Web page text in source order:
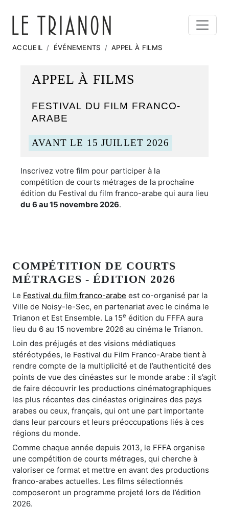
ACCUEIL ÉVÉNEMENTS APPEL À FILMS
APPEL À FILMS
FESTIVAL DU FILM FRANCO-
ARABE
AVANT LE 15 JUILLET 2026
Inscrivez votre film pour participer à la
compétition de courts métrages de la prochaine
édition du Festival du film franco-arabe qui aura lieu
du 6 au 15 novembre 2026.
COMPÉTITION DE COURTS
MÉTRAGES - ÉDITION 2026
Le Festival du film franco-arabe est co-organisé par la
Ville de Noisy-le-Sec, en partenariat avec le cinéma le
Trianon et Est Ensemble. La 15e édition du FFFA aura
lieu du 6 au 15 novembre 2026 au cinéma le Trianon.
Loin des préjugés et des visions médiatiques
stéréotypées, le Festival du Film Franco-Arabe tient à
rendre compte de la multiplicité et de l’authenticité des
points de vue des cinéastes sur le monde arabe : il s’agit
de faire découvrir les productions cinématographiques
les plus récentes des cinéastes originaires des pays
arabes ou ceux, français, qui ont une part importante
dans leur parcours et leurs préoccupations liés à ces
régions du monde.
Comme chaque année depuis 2013, le FFFA organise
une compétition de courts métrages, qui cherche à
valoriser ce format et mettre en avant des productions
franco-arabes actuelles. Les films sélectionnés
composeront un programme projeté lors de l’édition
2026.